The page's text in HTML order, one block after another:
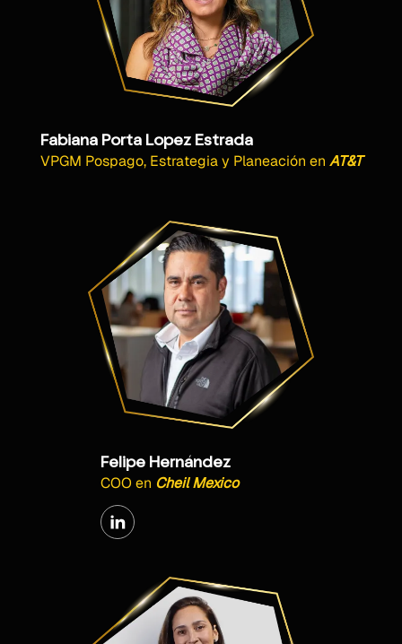
Fabiana Porta Lopez Estrada
VPGM Pospago, Estrategia y Planeación en AT&T
Felipe Hernández
COO en Cheil Mexico